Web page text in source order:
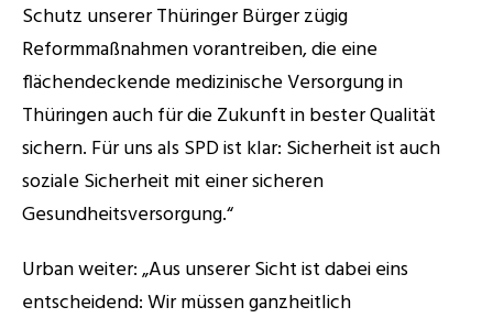
Schutz unserer Thüringer Bürger zügig
Reformmaßnahmen vorantreiben, die eine
flächendeckende medizinische Versorgung in
Thüringen auch für die Zukunft in bester Qualität
sichern. Für uns als SPD ist klar: Sicherheit ist auch
soziale Sicherheit mit einer sicheren
Gesundheitsversorgung.“
Urban weiter: „Aus unserer Sicht ist dabei eins
entscheidend: Wir müssen ganzheitlich